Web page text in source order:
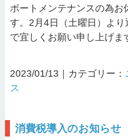
ボートメンテナンスの為お
す。2月4日（土曜日）よ
で宜しくお願い申し上げま
2023/01/13｜カテゴリー：
ス
消費税導入のお知らせ